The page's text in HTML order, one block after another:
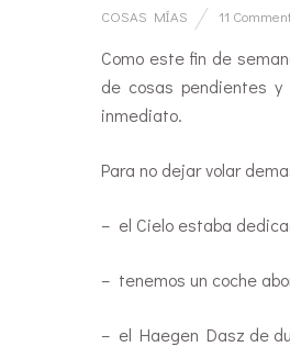
COSAS MÍAS 11
Como este fin de
de cosas pendientes
inmediato.
Para no dejar volar
– el Cielo estaba
– tenemos un coche
– el Haegen Dasz de